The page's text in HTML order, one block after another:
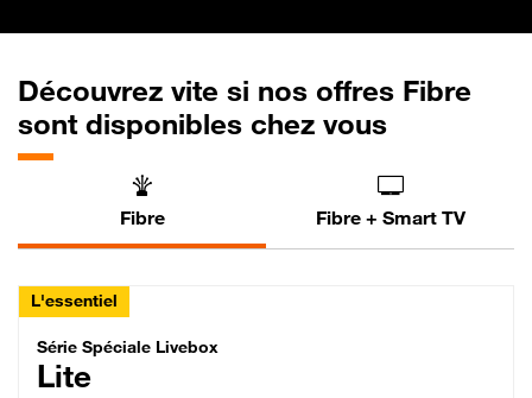
Découvrez vite si nos offres Fibre
sont disponibles chez vous
Fibre Fibre + Smart TV
L'essentiel
Série Spéciale Livebox Lite Fibre
Série Spéciale Livebox
Lite